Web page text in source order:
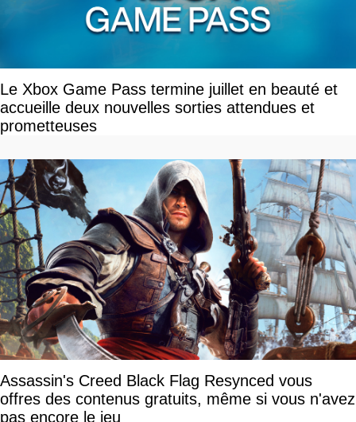
Le Xbox Game Pass termine juillet en beauté et
accueille deux nouvelles sorties attendues et
prometteuses
Assassin's Creed Black Flag Resynced vous
offres des contenus gratuits, même si vous n'avez
pas encore le jeu